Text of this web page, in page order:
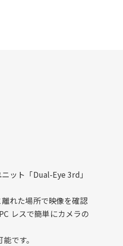
ット「Dual-Eye 3rd」
れた場所で映像を確認
レスで簡単にカメラの
です。